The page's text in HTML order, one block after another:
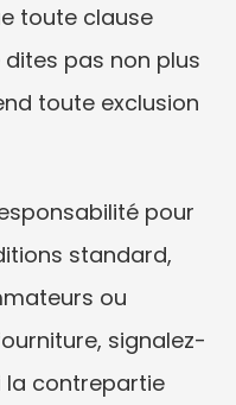
toute clause
dites pas non plus
toute exclusion
pour
standard,
ou
signalez-
la contrepartie